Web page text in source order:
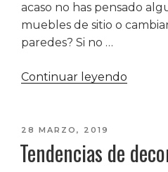
acaso no has pensado
muebles de sitio o
paredes? Si no …
Continuar leyendo
de
PUBLICADO
28 MARZO, 2019
Tendencias de